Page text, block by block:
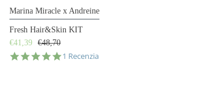
Marina Miracle x Andreine
Fresh Hair&Skin KIT
€41,39 €48,70
5.0
1 Recenzia